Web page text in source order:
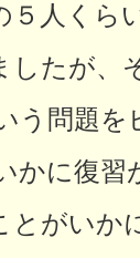
５人くら
たが、
う問題
かに復習
とがいか